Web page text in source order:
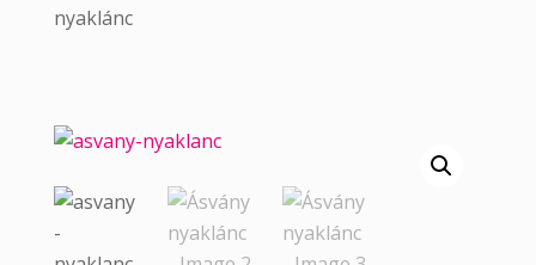
nyaklánc